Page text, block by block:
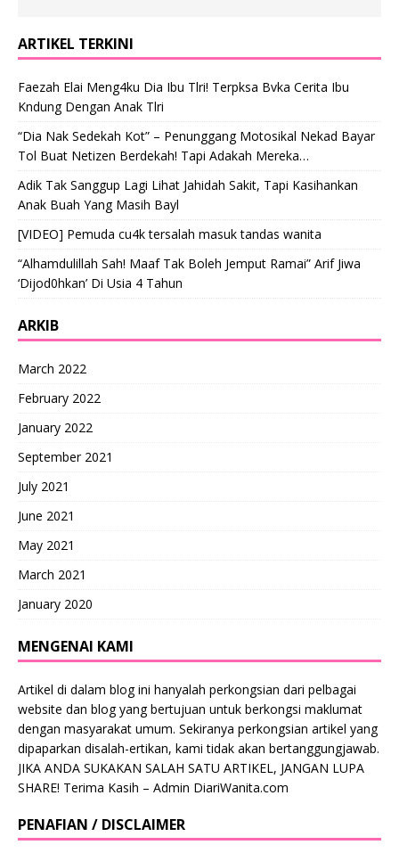
ARTIKEL TERKINI
Faezah Elai Meng4ku Dia Ibu Tlri! Terpksa Bvka Cerita Ibu
Kndung Dengan Anak Tlri
“Dia Nak Sedekah Kot” – Penunggang Motosikal Nekad Bayar
Tol Buat Netizen Berdekah! Tapi Adakah Mereka…
Adik Tak Sanggup Lagi Lihat Jahidah Sakit, Tapi Kasihankan
Anak Buah Yang Masih Bayl
[VIDEO] Pemuda cu4k tersalah masuk tandas wanita
“Alhamdulillah Sah! Maaf Tak Boleh Jemput Ramai” Arif Jiwa
‘Dijod0hkan’ Di Usia 4 Tahun
ARKIB
March 2022
February 2022
January 2022
September 2021
July 2021
June 2021
May 2021
March 2021
January 2020
MENGENAI KAMI
Artikel di dalam blog ini hanyalah perkongsian dari pelbagai
website dan blog yang bertujuan untuk berkongsi maklumat
dengan masyarakat umum. Sekiranya perkongsian artikel yang
dipaparkan disalah-ertikan, kami tidak akan bertanggungjawab.
JIKA ANDA SUKAKAN SALAH SATU ARTIKEL, JANGAN LUPA
SHARE! Terima Kasih – Admin DiariWanita.com
PENAFIAN / DISCLAIMER